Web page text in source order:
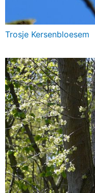
Trosje Kersenbloesem